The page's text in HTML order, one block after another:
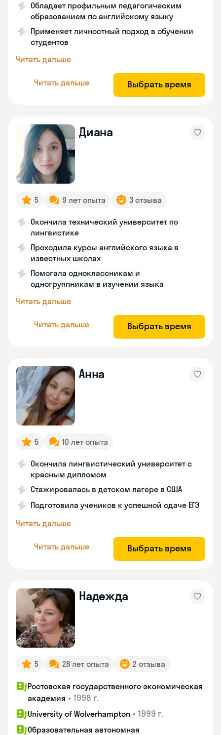
Обладает профильным педагогическим
образованием по английскому языку
Применяет личностный подход в обучении
студентов
Читать дальше
Читать дальше Выбрать время
Диана
5 9 лет опыта 3 отзыва
Окончила технический университет по
лингвистике
Проходила курсы английского языка в
известных школах
Помогала одноклассникам и
одногруппникам в изучении языка
Читать дальше
Читать дальше Выбрать время
Анна
5 10 лет опыта
Окончила лингвистический университет с
красным дипломом
Стажировалась в детском лагере в США
Подготовила учеников к успешной сдаче ЕГЭ
Читать дальше
Читать дальше Выбрать время
Надежда
5 28 лет опыта 2 отзыва
Ростовская государственного экономическая
академия • 1998 г.
University of Wolverhampton • 1999 г.
Образовательная автономная